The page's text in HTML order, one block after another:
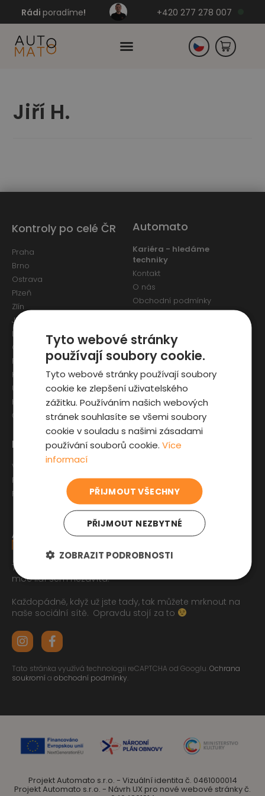
Rádi poradíme! +420 277 278 007
Jiří H.
Tak jste se pročetli až sem dolu jo? To zasluhuje respekt,
moc lidí sem nezavítá.
Každopádně, když už jste tady, tak můžete mrknout na
naše sociální sítě. Opravdu stojí za to
Tato stránka využívá technologii reCAPTCHA od Googlu.Ochrana
soukromía obchodní podmínky.
Pro zákazníky
Výběr auta
Fyzická kontrola auta
Prověrka historie
Zajímavosti
Kupní smlouva na auto
Jak registrovat auto
Sleva pro IZS
Automato
Kariéra - hledáme
techniky
Kontakt
O nás
Obchodní podmínky
Kontroly po celé ČR
Praha
Brno
Ostrava
Plzeň
Zlín
Jihlava
Liberec
Olomouc
Pardubice
Karlovy Vary
Ústí nad Labem
Hradec Králové
České Budějovice
Projekt Automato s.r.o. - Vizuální identita č. 0461000014
Projekt Automato s.r.o. - Návrh UX pro nové webové stránky č.
Tyto webové stránky
používají soubory cookie.
Tyto webové stránky používají soubory
cookie ke zlepšení uživatelského
zážitku. Používáním našich webových
stránek souhlasíte se všemi soubory
cookie v souladu s našimi zásadami
používání souborů cookie.Více
informací
PŘIJMOUT VŠECHNY
PŘIJMOUT NEZBYTNÉ
ZOBRAZIT PODROBNOSTI